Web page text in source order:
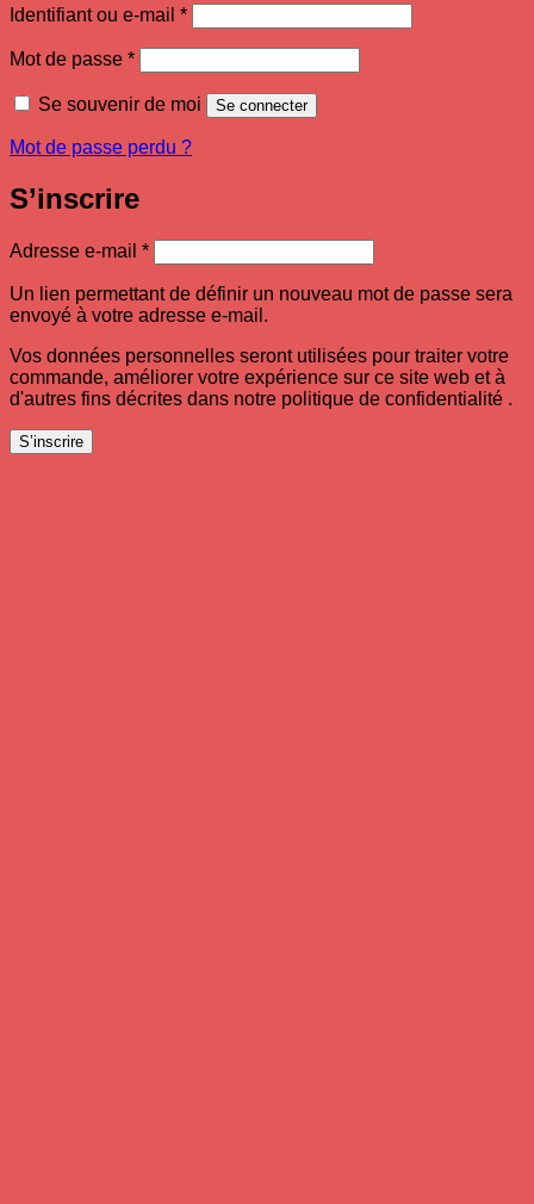
Identifiant ou e-mail *Obligatoire
Mot de passe *Obligatoire
Se souvenir de moi Se connecter
Mot de passe perdu ?
S’inscrire
Adresse e-mail *Obligatoire
Un lien permettant de définir un nouveau mot de passe sera
envoyé à votre adresse e-mail.
Vos données personnelles seront utilisées pour traiter votre
commande, améliorer votre expérience sur ce site web et à
d'autres fins décrites dans notre politique de confidentialité .
S’inscrire